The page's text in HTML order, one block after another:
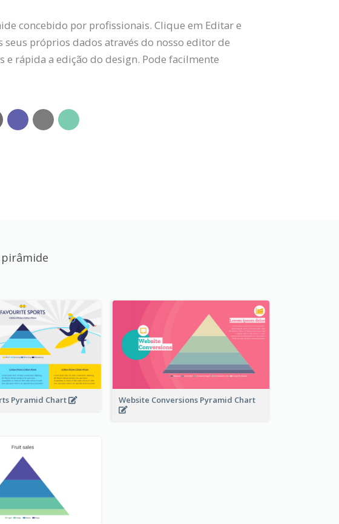
concebido por profissionais. Clique em Editar e
próprios dados através do nosso editor de
rápida a edição do design. Pode facilmente
Pyramid Chart Website Conversions Pyramid Chart